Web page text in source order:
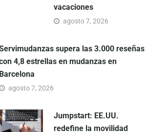
vacaciones
agosto 7, 2026
supera las 3.000 reseñas
4,8 estrellas en mudanzas en
Barcelona
agosto 7, 2026
Jumpstart: EE.UU.
redefine la movilidad